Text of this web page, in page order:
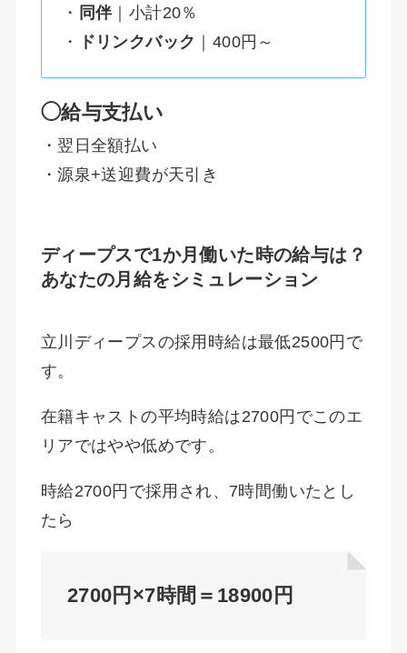
・ 同伴｜小計20％
・
ドリンクバック ｜400円～
◯給与支払い
・翌日全額払い
・源泉+送迎費が天引き
ディープスで1か月働いた時の給与は？
あなたの月給をシミュレーション
立川ディープスの採用時給は最低2500円で
す。
在籍キャストの平均時給は2700円でこのエ
リアではやや低めです。
時給2700円で採用され、7時間働いたとし
たら
2700円×7時間＝18900円